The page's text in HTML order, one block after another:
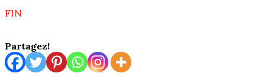
FIN
Partagez!